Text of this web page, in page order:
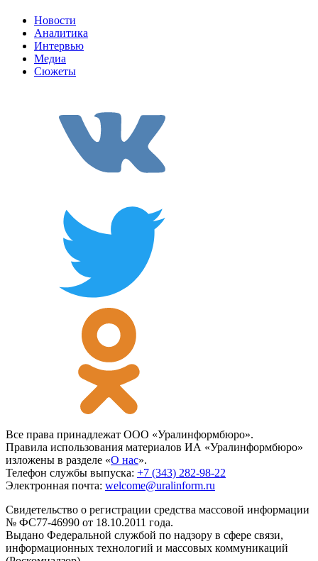
Новости
Аналитика
Интервью
Медиа
Сюжеты
Все права принадлежат ООО «Уралинформбюро».
Правила использования материалов ИА «Уралинформбюро»
изложены в разделе «О нас».
Телефон службы выпуска: +7 (343) 282-98-22
Электронная почта: welcome@uralinform.ru
Свидетельство о регистрации средства массовой информации
№ ФС77-46990 от 18.10.2011 года.
Выдано Федеральной службой по надзору в сфере связи,
информационных технологий и массовых коммуникаций